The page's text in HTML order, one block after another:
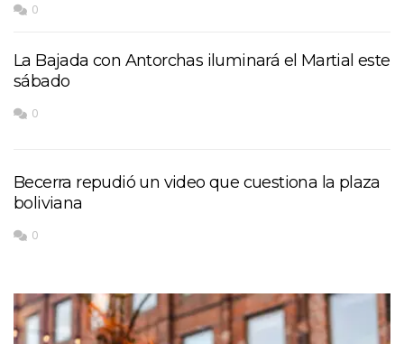
0
La Bajada con Antorchas iluminará el Martial este
sábado
0
Becerra repudió un video que cuestiona la plaza
boliviana
0